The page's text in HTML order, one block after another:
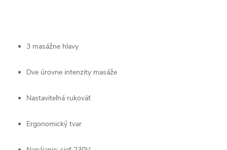
3 masážne hlavy
Dve úrovne intenzity masáže
Nastaviteľná rukoväť
Ergonomický tvar